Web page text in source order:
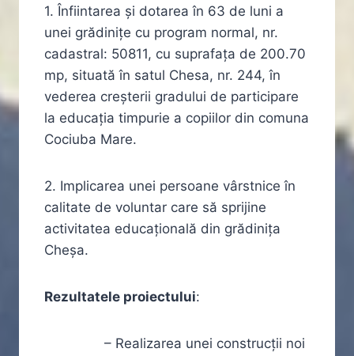
1. Înfiintarea şi dotarea în 63 de luni a
unei grădiniţe cu program normal, nr.
cadastral: 50811, cu suprafaţa de 200.70
mp, situată în satul Chesa, nr. 244, în
vederea creşterii gradului de participare
la educaţia timpurie a copiilor din comuna
Cociuba Mare.
2. Implicarea unei persoane vârstnice în
calitate de voluntar care să sprijine
activitatea educaţională din grădiniţa
Cheșa.
Rezultatele proiectului:
– Realizarea unei construcții noi